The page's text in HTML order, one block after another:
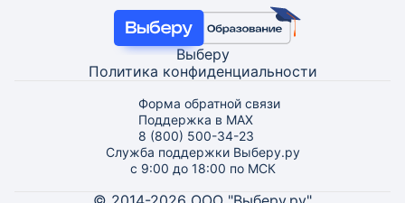
Выберу
Политика конфиденциальности
Форма обратной связи
Поддержка в MAX
8 (800) 500-34-23
Служба поддержки Выберу.ру
с 9:00 до 18:00 по МСК